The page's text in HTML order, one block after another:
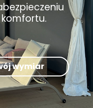
wymiar